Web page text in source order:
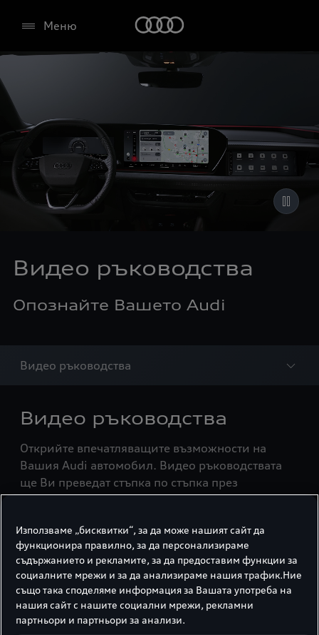
Меню
Видео ръководства
Опознайте Вашето Audi
Видео ръководства
Видео ръководства
Открийте впечатляващите възможности на
Вашия Audi автомобил. Видео ръководствата
ще Ви преведат стъпка по стъпка през
иновативните технологии и интелигентните
решения на най-често задаваните въпроси.
Убедете се колко лесно може да бъде
използването на съвременните технологии и
как интелигентните системи и функции на
Вашия Audi автомобил допринасят всеки ден за
повече комфорт и удоволствие от шофирането.
Използваме „бисквитки“, за да може нашият сайт да
функционира правилно, за да персонализираме
съдържанието и рекламите, за да предоставим функции за
социалните мрежи и за да анализираме нашия трафик.Ние
също така споделяме информация за Вашата употреба на
нашия сайт с нашите социални мрежи, рекламни
партньори и партньори за анализи.